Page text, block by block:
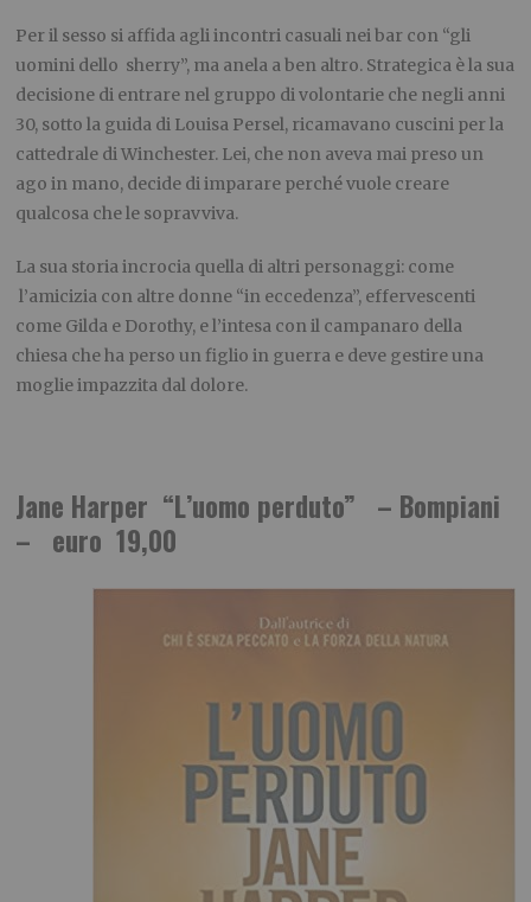
Per il sesso si affida agli incontri casuali nei bar con “gli
uomini dello sherry”, ma anela a ben altro. Strategica è la sua
decisione di entrare nel gruppo di volontarie che negli anni
30, sotto la guida di Louisa Persel, ricamavano cuscini per la
cattedrale di Winchester. Lei, che non aveva mai preso un
ago in mano, decide di imparare perché vuole creare
qualcosa che le sopravviva.
La sua storia incrocia quella di altri personaggi: come
l’amicizia con altre donne “in eccedenza”, effervescenti
come Gilda e Dorothy, e l’intesa con il campanaro della
chiesa che ha perso un figlio in guerra e deve gestire una
moglie impazzita dal dolore.
Jane Harper “L’uomo perduto” – Bompiani
– euro 19,00